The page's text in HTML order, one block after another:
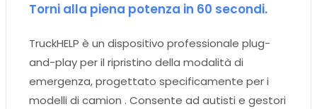
Torni alla piena potenza in 60 secondi.
TruckHELP è un dispositivo professionale plug-
and-play per il ripristino della modalità di
emergenza, progettato specificamente per i
modelli di camion . Consente ad autisti e gestori